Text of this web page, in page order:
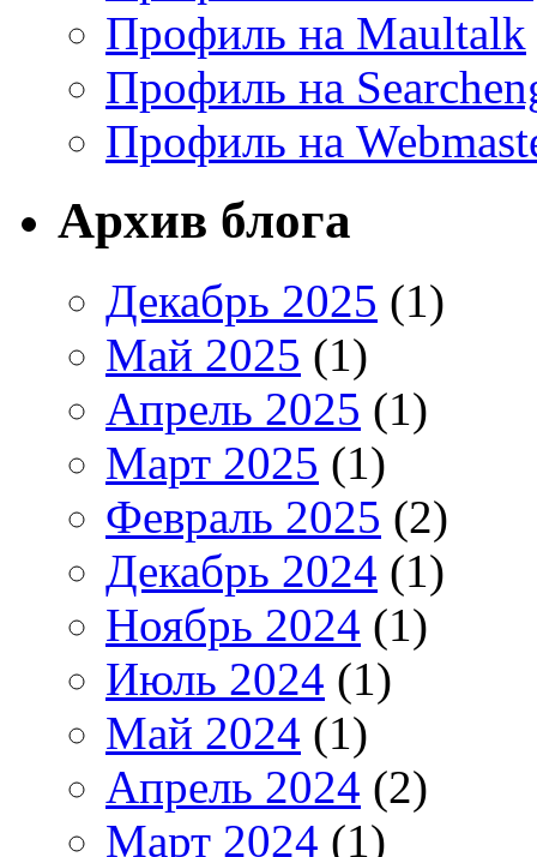
Профиль на Maultalk
Профиль на
Профиль на
Архив блога
Декабрь 2025 (1)
Май 2025 (1)
Апрель 2025 (1)
Март 2025 (1)
Февраль 2025 (2)
Декабрь 2024 (1)
Ноябрь 2024 (1)
Июль 2024 (1)
Май 2024 (1)
Апрель 2024 (2)
Март 2024 (1)